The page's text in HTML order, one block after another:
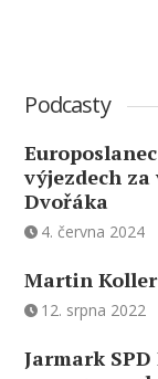
Podcasty
výjezdech
Dvořáka
4. června 2024
Martin
12. srpna 2022
Jarmark